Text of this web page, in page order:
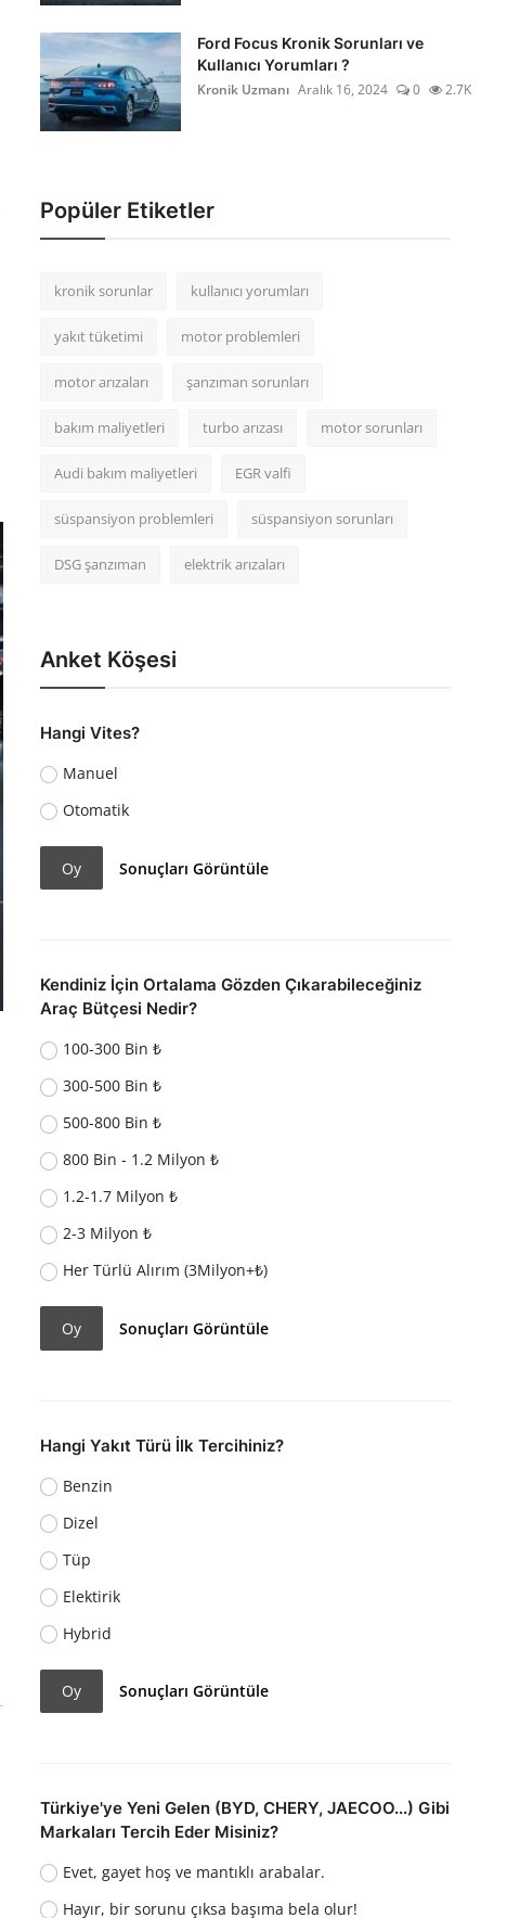
Ford Focus Kronik Sorunları ve
Kullanıcı Yorumları ?
Kronik Uzmanı Aralık 16, 2024 0 2.7K
Popüler Etiketler
kronik sorunlar kullanıcı yorumları
yakıt tüketimi motor problemleri
motor arızaları şanzıman sorunları
bakım maliyetleri turbo arızası motor sorunları
Audi bakım maliyetleri EGR valfi
süspansiyon problemleri süspansiyon sorunları
DSG şanzıman elektrik arızaları
Anket Köşesi
Hangi Vites?
Manuel
Otomatik
Oy Sonuçları Görüntüle
Kendiniz İçin Ortalama Gözden Çıkarabileceğiniz
Araç Bütçesi Nedir?
100-300 Bin ₺
300-500 Bin ₺
500-800 Bin ₺
800 Bin - 1.2 Milyon ₺
1.2-1.7 Milyon ₺
2-3 Milyon ₺
Her Türlü Alırım (3Milyon+₺)
Oy Sonuçları Görüntüle
Hangi Yakıt Türü İlk Tercihiniz?
Benzin
Dizel
Tüp
Elektirik
Hybrid
Oy Sonuçları Görüntüle
Türkiye'ye Yeni Gelen (BYD, CHERY, JAECOO...) Gibi
Markaları Tercih Eder Misiniz?
Evet, gayet hoş ve mantıklı arabalar.
Hayır, bir sorunu çıksa başıma bela olur!